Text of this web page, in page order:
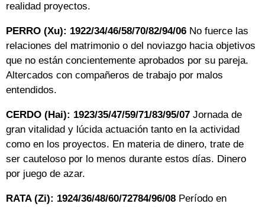
realidad proyectos.
PERRO (Xu): 1922/34/46/58/70/82/94/06 No fuerce las
relaciones del matrimonio o del noviazgo hacia objetivos
que no están concientemente aprobados por su pareja.
Altercados con compañeros de trabajo por malos
entendidos.
CERDO (Hai): 1923/35/47/59/71/83/95/07 Jornada de
gran vitalidad y lúcida actuación tanto en la actividad
como en los proyectos. En materia de dinero, trate de
ser cauteloso por lo menos durante estos días. Dinero
por juego de azar.
RATA (Zi): 1924/36/48/60/72784/96/08 Período en